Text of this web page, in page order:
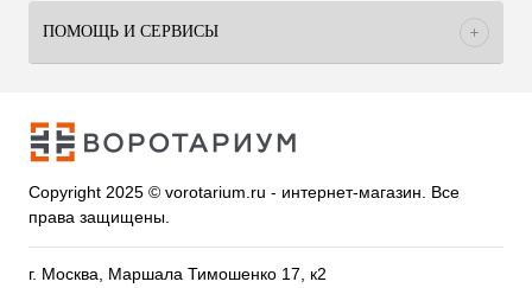
ПОМОЩЬ И СЕРВИСЫ
Copyright 2025 © vorotarium.ru - интернет-магазин. Все
права защищены.
г. Москва, Маршала Тимошенко 17, к2